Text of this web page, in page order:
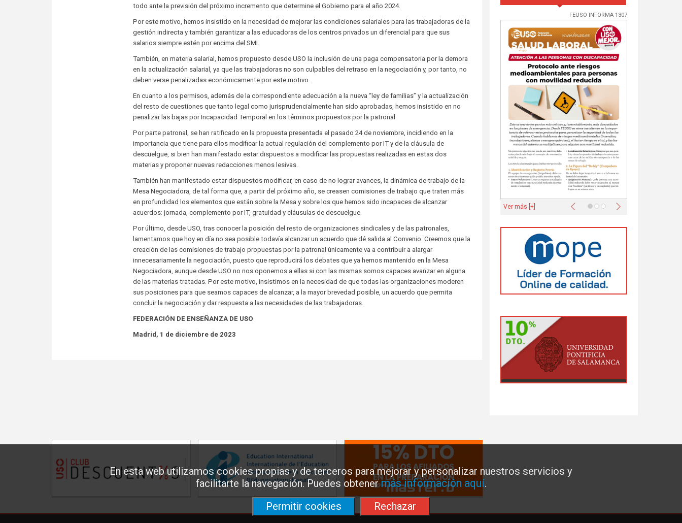
En esta web utilizamos cookies propias y de terceros para mejorar y personalizar nuestros servicios y
facilitarte la navegación. Puedes obtenermás información aquí.
Permitir cookies
Rechazar
todo ante la previsión del próximo incremento que determine el Gobierno para el año 2024.
Por este motivo, hemos insistido en la necesidad de mejorar las condiciones salariales para las trabajadoras de la
gestión indirecta y también garantizar a las educadoras de los centros privados un diferencial para que sus
salarios siempre estén por encima del SMI.
También, en materia salarial, hemos propuesto desde USO la inclusión de una paga compensatoria por la demora
en la actualización salarial, ya que las trabajadoras no son culpables del retraso en la negociación y, por tanto, no
deben verse penalizadas económicamente por este motivo.
En cuanto a los permisos, además de la correspondiente adecuación a la nueva “ley de familias” y la actualización
del resto de cuestiones que tanto legal como jurisprudencialmente han sido aprobadas, hemos insistido en no
penalizar las bajas por Incapacidad Temporal en los términos propuestos por la patronal.
Por parte patronal, se han ratificado en la propuesta presentada el pasado 24 de noviembre, incidiendo en la
importancia que tiene para ellos modificar la actual regulación del complemento por IT y de la cláusula de
descuelgue, si bien han manifestado estar dispuestos a modificar las propuestas realizadas en estas dos
materias y proponer nuevas redacciones menos lesivas.
También han manifestado estar dispuestos modificar, en caso de no lograr avances, la dinámica de trabajo de la
Mesa Negociadora, de tal forma que, a partir del próximo año, se creasen comisiones de trabajo que traten más
en profundidad los elementos que están sobre la Mesa y sobre los que hemos sido incapaces de alcanzar
acuerdos: jornada, complemento por IT, gratuidad y cláusulas de descuelgue.
Por último, desde USO, tras conocer la posición del resto de organizaciones sindicales y de las patronales,
lamentamos que hoy en día no sea posible todavía alcanzar un acuerdo que dé salida al Convenio. Creemos que la
creación de las comisiones de trabajo propuestas por la patronal únicamente va a contribuir a alargar
innecesariamente la negociación, puesto que reproducirá los debates que ya hemos mantenido en la Mesa
Negociadora, aunque desde USO no nos oponemos a ellas si con las mismas somos capaces avanzar en alguna
de las materias tratadas. Por este motivo, insistimos en la necesidad de que todas las organizaciones moderen
sus posiciones para que seamos capaces de alcanzar, a la mayor brevedad posible, un acuerdo que permita
concluir la negociación y dar respuesta a las necesidades de las trabajadoras.
FEDERACIÓN DE ENSEÑANZA DE USO
Madrid, 1 de diciembre de 2023
FEUSO INFORMA 1307
Anterior Siguiente
Ver más [+]